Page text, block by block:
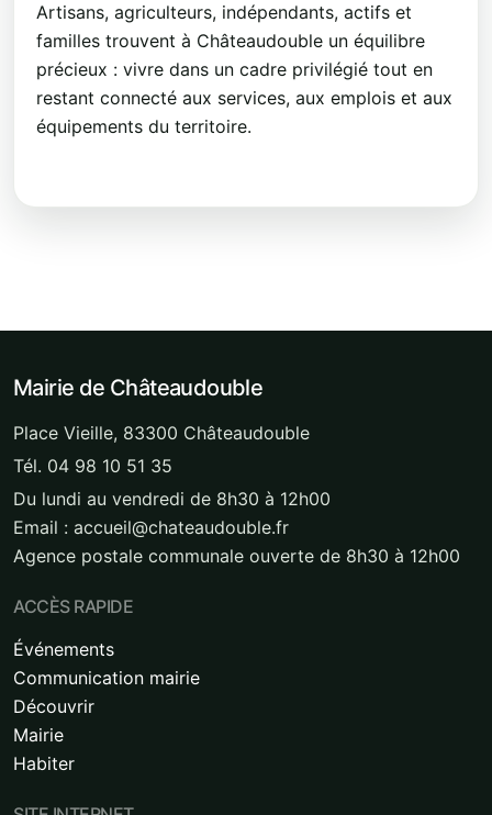
Artisans, agriculteurs, indépendants, actifs et
familles trouvent à Châteaudouble un équilibre
précieux : vivre dans un cadre privilégié tout en
restant connecté aux services, aux emplois et aux
équipements du territoire.
Mairie de Châteaudouble
Place Vieille, 83300 Châteaudouble
Tél. 04 98 10 51 35
Du lundi au vendredi de 8h30 à 12h00
Email : accueil@chateaudouble.fr
Agence postale communale ouverte de 8h30 à 12h00
ACCÈS RAPIDE
Événements
Communication mairie
Découvrir
Mairie
Habiter